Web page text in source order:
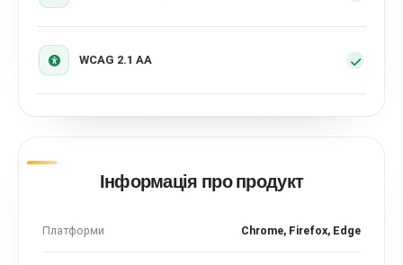
WCAG 2.1 AA
Інформація про продукт
Платформи Chrome, Firefox, Edge